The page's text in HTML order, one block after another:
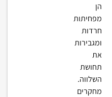
הן
מפחיתות
חרדות
ומגבירות
את
תחושת
השלווה.
מחקרים